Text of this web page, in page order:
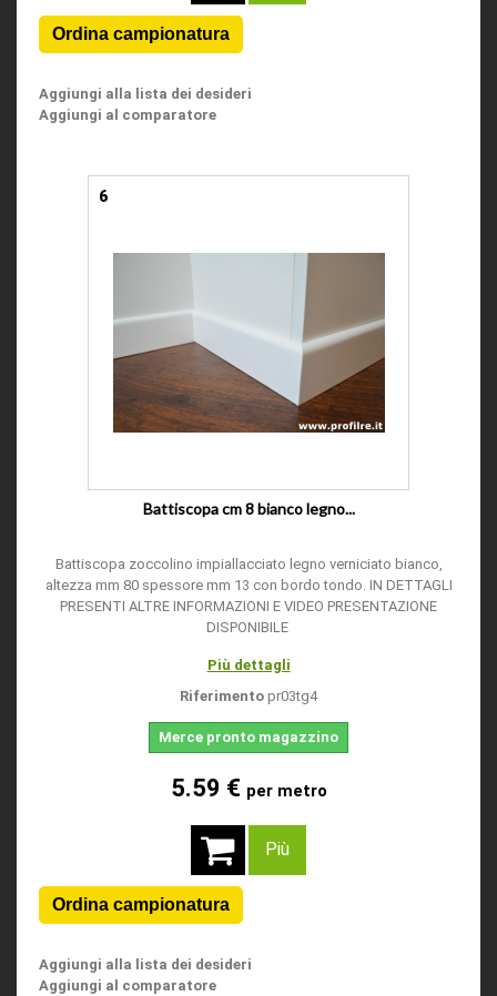
Aggiungi alla lista dei desideri
Aggiungi al comparatore
6
Battiscopa cm 8 bianco legno...
Battiscopa zoccolino impiallacciato legno verniciato bianco,
altezza mm 80 spessore mm 13 con bordo tondo. IN DETTAGLI
PRESENTI ALTRE INFORMAZIONI E VIDEO PRESENTAZIONE
DISPONIBILE
Più dettagli
Riferimento pr03tg4
Merce pronto magazzino
5.59 € per metro
Più
Aggiungi alla lista dei desideri
Aggiungi al comparatore